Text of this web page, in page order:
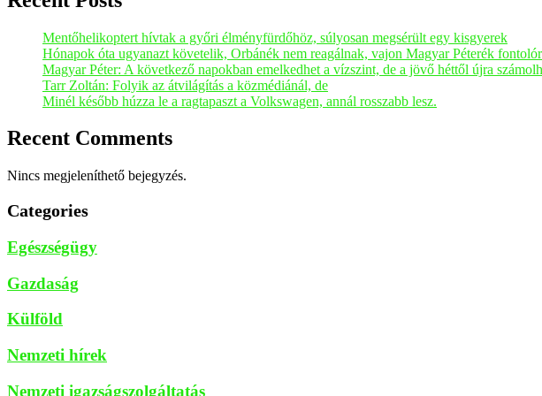
Mentőhelikoptert hívtak a győri élményfürdőhöz, súlyosan megsérült egy kisgyerek
Hónapok óta ugyanazt követelik, Orbánék nem reagálnak, vajon Magyar Péterék
Magyar Péter: A következő napokban emelkedhet a vízszint, de a jövő héttől újra
Tarr Zoltán: Folyik az átvilágítás a közmédiánál, de
Minél később húzza le a ragtapaszt a Volkswagen, annál rosszabb lesz.
Recent Comments
Nincs megjeleníthető bejegyzés.
Categories
Egészségügy
Gazdaság
Külföld
Nemzeti hírek
Nemzeti igazságszolgáltatás